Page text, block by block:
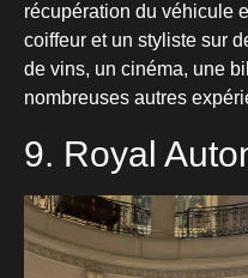
récupération du véhicule
coiffeur et un styliste sur
de vins, un cinéma, une
nombreuses autres
9. Royal